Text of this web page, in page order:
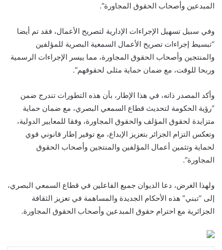
المبدعين وأصحاب الحقوق المجاورة”.
وفي سبيل تسهيل الإجراءات الإدارية لتصريح الأعمال، فقد تم أيضا
“تبسيط إجراءات تصريح الأعمال السمعية البصرية للمؤلفين
والمنتجين وأصحاب الحقوق المجاورة، مما ييسر الإجراءات الرسمية
وربحا للوقت، مع ضمان حماية مثلى لحقوقهم”.
وأكد المصدر ذاته، في هذا الإطار، بأن هذه التطورات تندرج ضمن
“رؤية الحكومة لتحديث قطاع السمعي البصري، مع ضمان حماية
متزايدة لحقوق المؤلف والحقوق المجاورة، وفقا للمعايير الدولية،
وتعكس التزام الجزائر بتعزيز الإبداع، مع توفير إطار قانوني قوي
لحماية وتثمين أعمال المؤلفين والمنتجين وأصحاب الحقوق
المجاورة”.
ولهذا الغرض، دعا الديوان جميع الفاعلين في قطاع السمعي البصري،
إلى “تبني” هذه الأحكام الجديدة والمساهمة في تعزيز الثقافة
الجزائرية مع احترام حقوق المبدعين وأصحاب الحقوق المجاورة.